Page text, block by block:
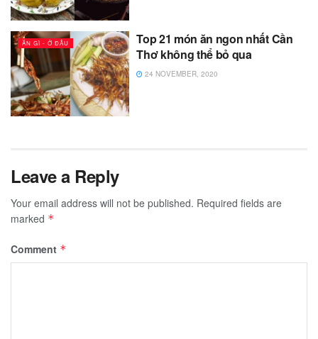
ĂN GÌ - Ở ĐÂU
Top 21 món ăn ngon nhất Cần
Thơ không thể bỏ qua
24 NOVEMBER, 2020
Leave a Reply
Your email address will not be published. Required fields are
marked *
Comment *